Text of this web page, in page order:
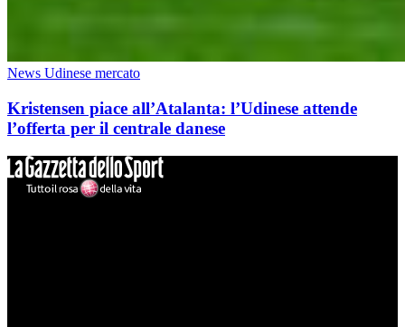
News Udinese mercato
Kristensen piace all’Atalanta: l’Udinese attende
l’offerta per il centrale danese